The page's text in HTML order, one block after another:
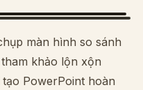
màn hình so sánh
khảo lộn xộn
PowerPoint hoàn